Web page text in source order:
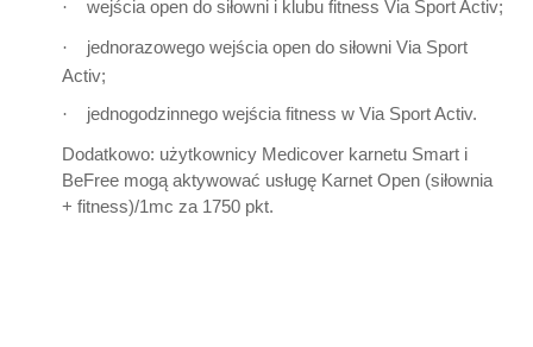
· wejścia open do siłowni i klubu fitness Via Sport Activ;
·
jednorazowego wejścia open do siłowni Via Sport
Activ;
·
jednogodzinnego wejścia fitness w Via Sport Activ.
Dodatkowo: użytkownicy Medicover karnetu Smart i
BeFree mogą aktywować usługę Karnet Open (siłownia
+ fitness)/1mc za 1750 pkt.